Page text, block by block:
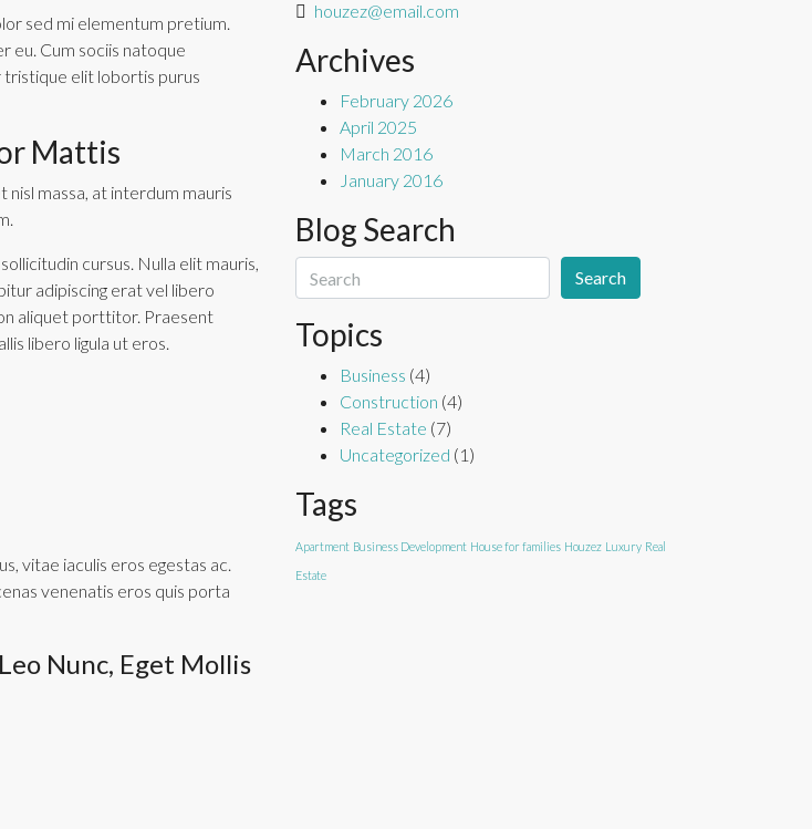
sed mi elementum pretium.
eu. Cum sociis natoque
tristique elit lobortis purus
Mattis
nisl massa, at interdum mauris
cursus. Nulla elit mauris,
adipiscing erat vel libero
aliquet porttitor. Praesent
libero ligula ut eros.
vitae iaculis eros egestas ac.
venenatis eros quis porta
Nunc, Eget Mollis
houzez@email.com
Archives
February 2026
April 2025
March 2016
January 2016
Blog Search
Search
Topics
Business (4)
Construction (4)
Real Estate (7)
Uncategorized (1)
Tags
Apartment Business Development House for families Houzez Luxury Real
Estate